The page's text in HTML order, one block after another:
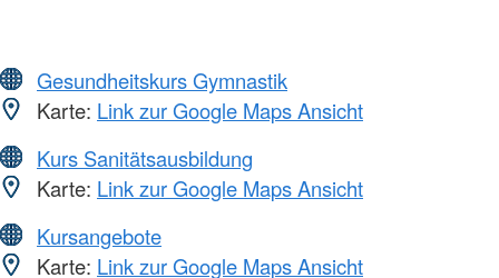
Gesundheitskurs Gymnastik
Karte: Link zur Google Maps Ansicht
Kurs Sanitätsausbildung
Karte: Link zur Google Maps Ansicht
Kursangebote
Karte: Link zur Google Maps Ansicht